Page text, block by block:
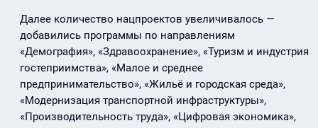
Далее количество нацпроектов увеличивалось —
добавились программы по направлениям
«Демография», «Здравоохранение», «Туризм и индустрия
гостеприимства», «Малое и среднее
предпринимательство», «Жильё и городская среда»,
«Модернизация транспортной инфраструктуры»,
«Производительность труда», «Цифровая экономика»,